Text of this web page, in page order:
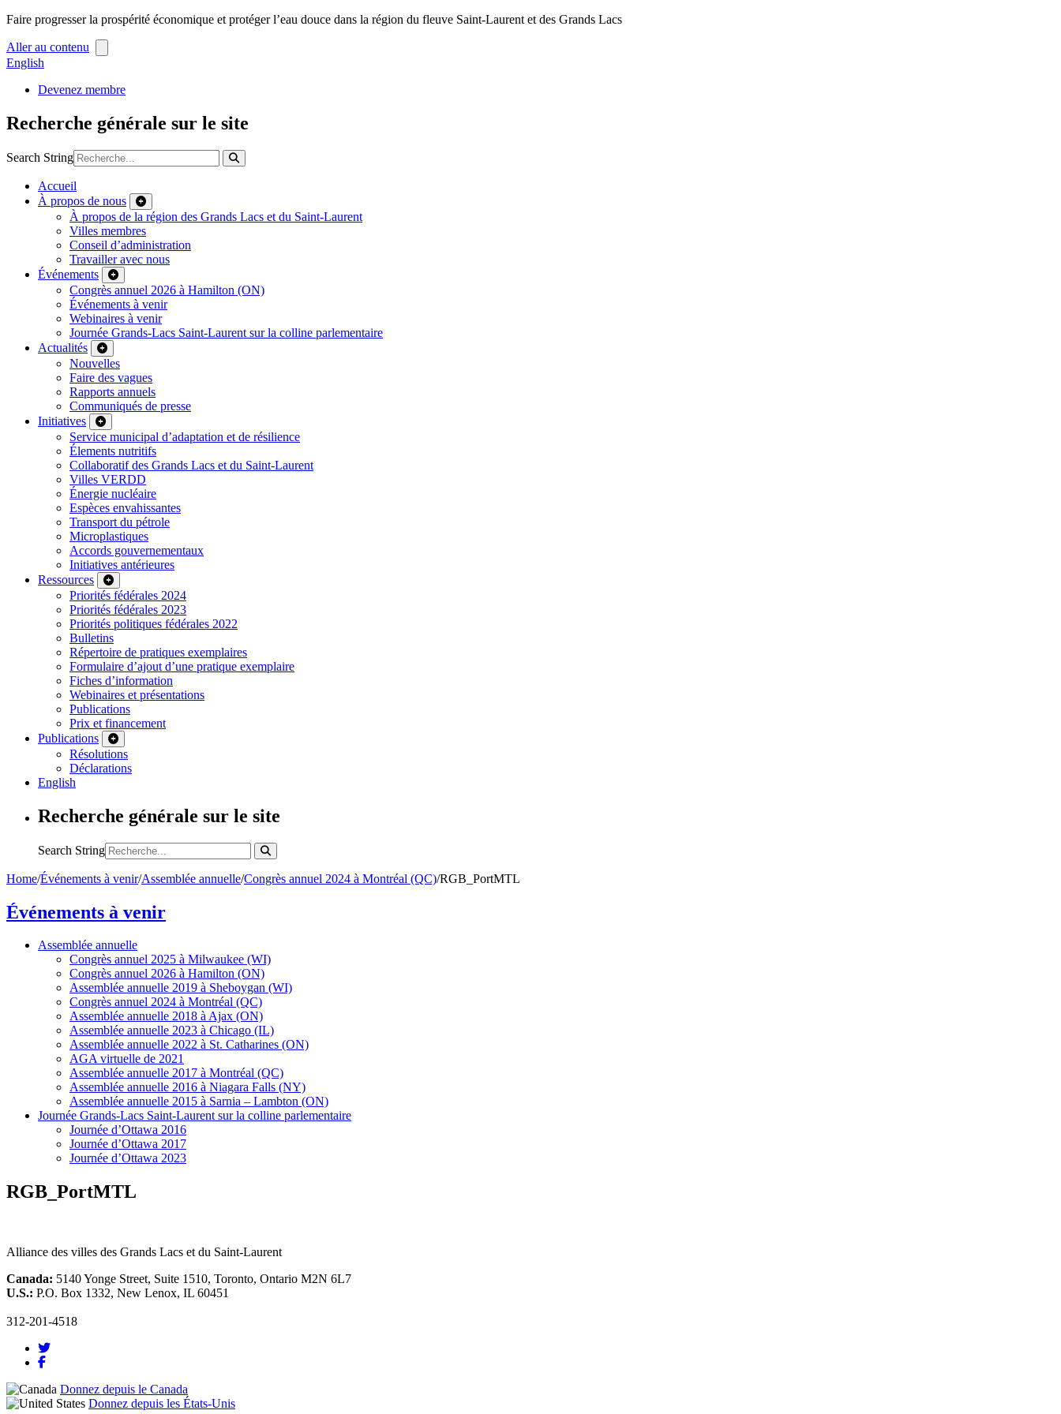
Faire progresser la prospérité économique et protéger l’eau douce dans la région du fleuve Saint-Laurent et des Grands Lacs
Aller au contenu
English
Devenez membre
Recherche générale sur le site
Search String
Accueil
À propos de nous
À propos de la région des Grands Lacs et du Saint-Laurent
Villes membres
Conseil d’administration
Travailler avec nous
Événements
Congrès annuel 2026 à Hamilton (ON)
Événements à venir
Webinaires à venir
Journée Grands-Lacs Saint-Laurent sur la colline parlementaire
Actualités
Nouvelles
Faire des vagues
Rapports annuels
Communiqués de presse
Initiatives
Service municipal d’adaptation et de résilience
Élements nutritifs
Collaboratif des Grands Lacs et du Saint-Laurent
Villes VERDD
Énergie nucléaire
Espèces envahissantes
Transport du pétrole
Microplastiques
Accords gouvernementaux
Initiatives antérieures
Ressources
Priorités fédérales 2024
Priorités fédérales 2023
Priorités politiques fédérales 2022
Bulletins
Répertoire de pratiques exemplaires
Formulaire d’ajout d’une pratique exemplaire
Fiches d’information
Webinaires et présentations
Publications
Prix et financement
Publications
Résolutions
Déclarations
English
Recherche générale sur le site
Search String
Home/Événements à venir/Assemblée annuelle/Congrès annuel 2024 à Montréal (QC)/RGB_PortMTL
Événements à venir
Assemblée annuelle
Congrès annuel 2025 à Milwaukee (WI)
Congrès annuel 2026 à Hamilton (ON)
Assemblée annuelle 2019 à Sheboygan (WI)
Congrès annuel 2024 à Montréal (QC)
Assemblée annuelle 2018 à Ajax (ON)
Assemblée annuelle 2023 à Chicago (IL)
Assemblée annuelle 2022 à St. Catharines (ON)
AGA virtuelle de 2021
Assemblée annuelle 2017 à Montréal (QC)
Assemblée annuelle 2016 à Niagara Falls (NY)
Assemblée annuelle 2015 à Sarnia – Lambton (ON)
Journée Grands-Lacs Saint-Laurent sur la colline parlementaire
Journée d’Ottawa 2016
Journée d’Ottawa 2017
Journée d’Ottawa 2023
RGB_PortMTL
Alliance des villes des Grands Lacs et du Saint-Laurent
Canada: 5140 Yonge Street, Suite 1510, Toronto, Ontario M2N 6L7
U.S.: P.O. Box 1332, New Lenox, IL 60451
312-201-4518
Donnez depuis le Canada
Donnez depuis les États-Unis